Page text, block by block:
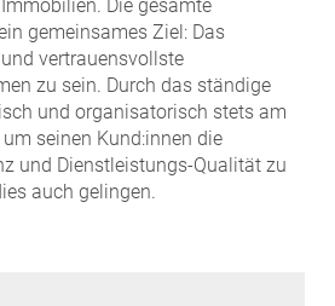
Die gesamte
gemeinsames Ziel: Das
vertrauensvollste
zu sein. Durch das ständige
und organisatorisch stets am
seinen Kund:innen die
und Dienstleistungs-Qualität zu
auch gelingen.